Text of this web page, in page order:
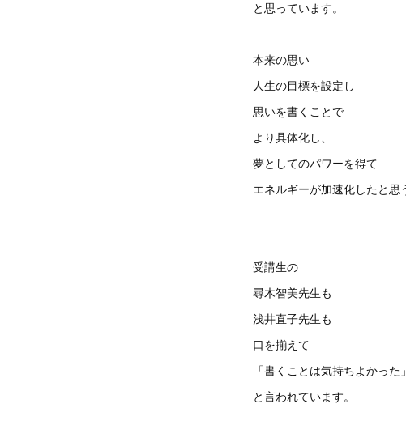
と思っています。
本来の思い
人生の目標を設定し
思いを書くことで
より具体化し、
夢としてのパワーを得て
エネルギーが加速化したと思
受講生の
尋木智美先生も
浅井直子先生も
口を揃えて
「書くことは気持ちよかった」
と言われています。